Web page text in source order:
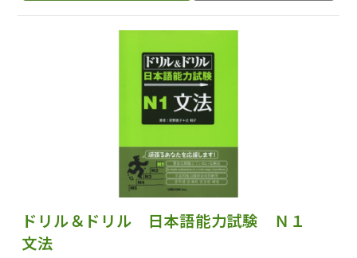
ドリル＆ドリル 日本語能力試験 Ｎ１
文法